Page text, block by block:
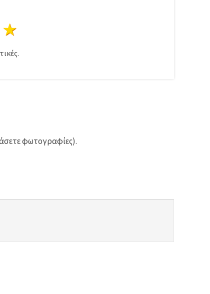
4 Αστέρια
φωτογραφίες).